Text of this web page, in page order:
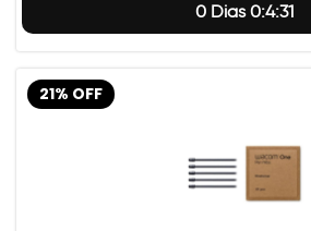
0 Dias 0:4:31
21% OFF